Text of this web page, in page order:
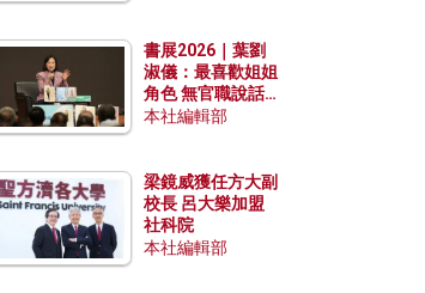
書展2026｜葉劉
淑儀：最喜歡姐姐
角色 無官職說話
包袱少
本社編輯部
梁鏡威獲任方大副
校長 呂大樂加盟
社科院
本社編輯部